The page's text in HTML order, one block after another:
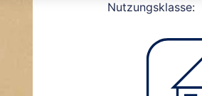
Nutzungsklasse: